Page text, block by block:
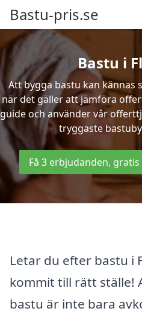
Bastu-pris.se
Bastu i
Att bygga bastu kan kännas
när det gäller att jämföra
guide och använder vår
tryggaste
Få 3 erbjudanden,
Letar du efter bastu i
kommit till rätt ställe!
bastu är inte bara